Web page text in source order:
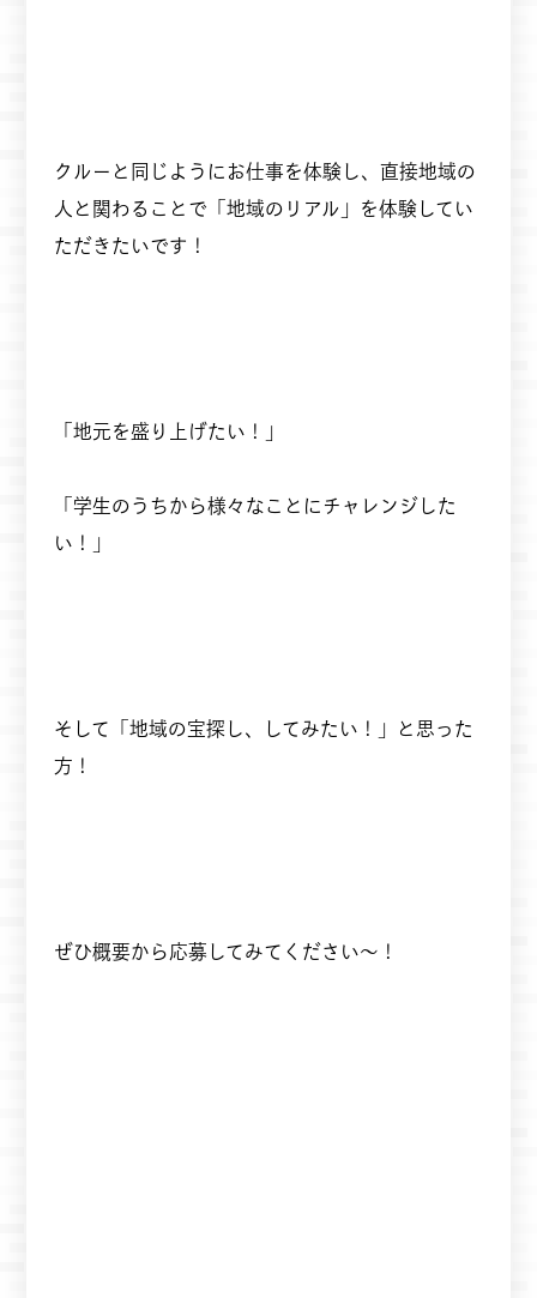
クルーと同じようにお仕事を体験し、直接地域の
人と関わることで「地域のリアル」を体験してい
ただきたいです！
「地元を盛り上げたい！」
「学生のうちから様々なことにチャレンジした
い！」
そして「地域の宝探し、してみたい！」と思った
方！
ぜひ概要から応募してみてください〜！